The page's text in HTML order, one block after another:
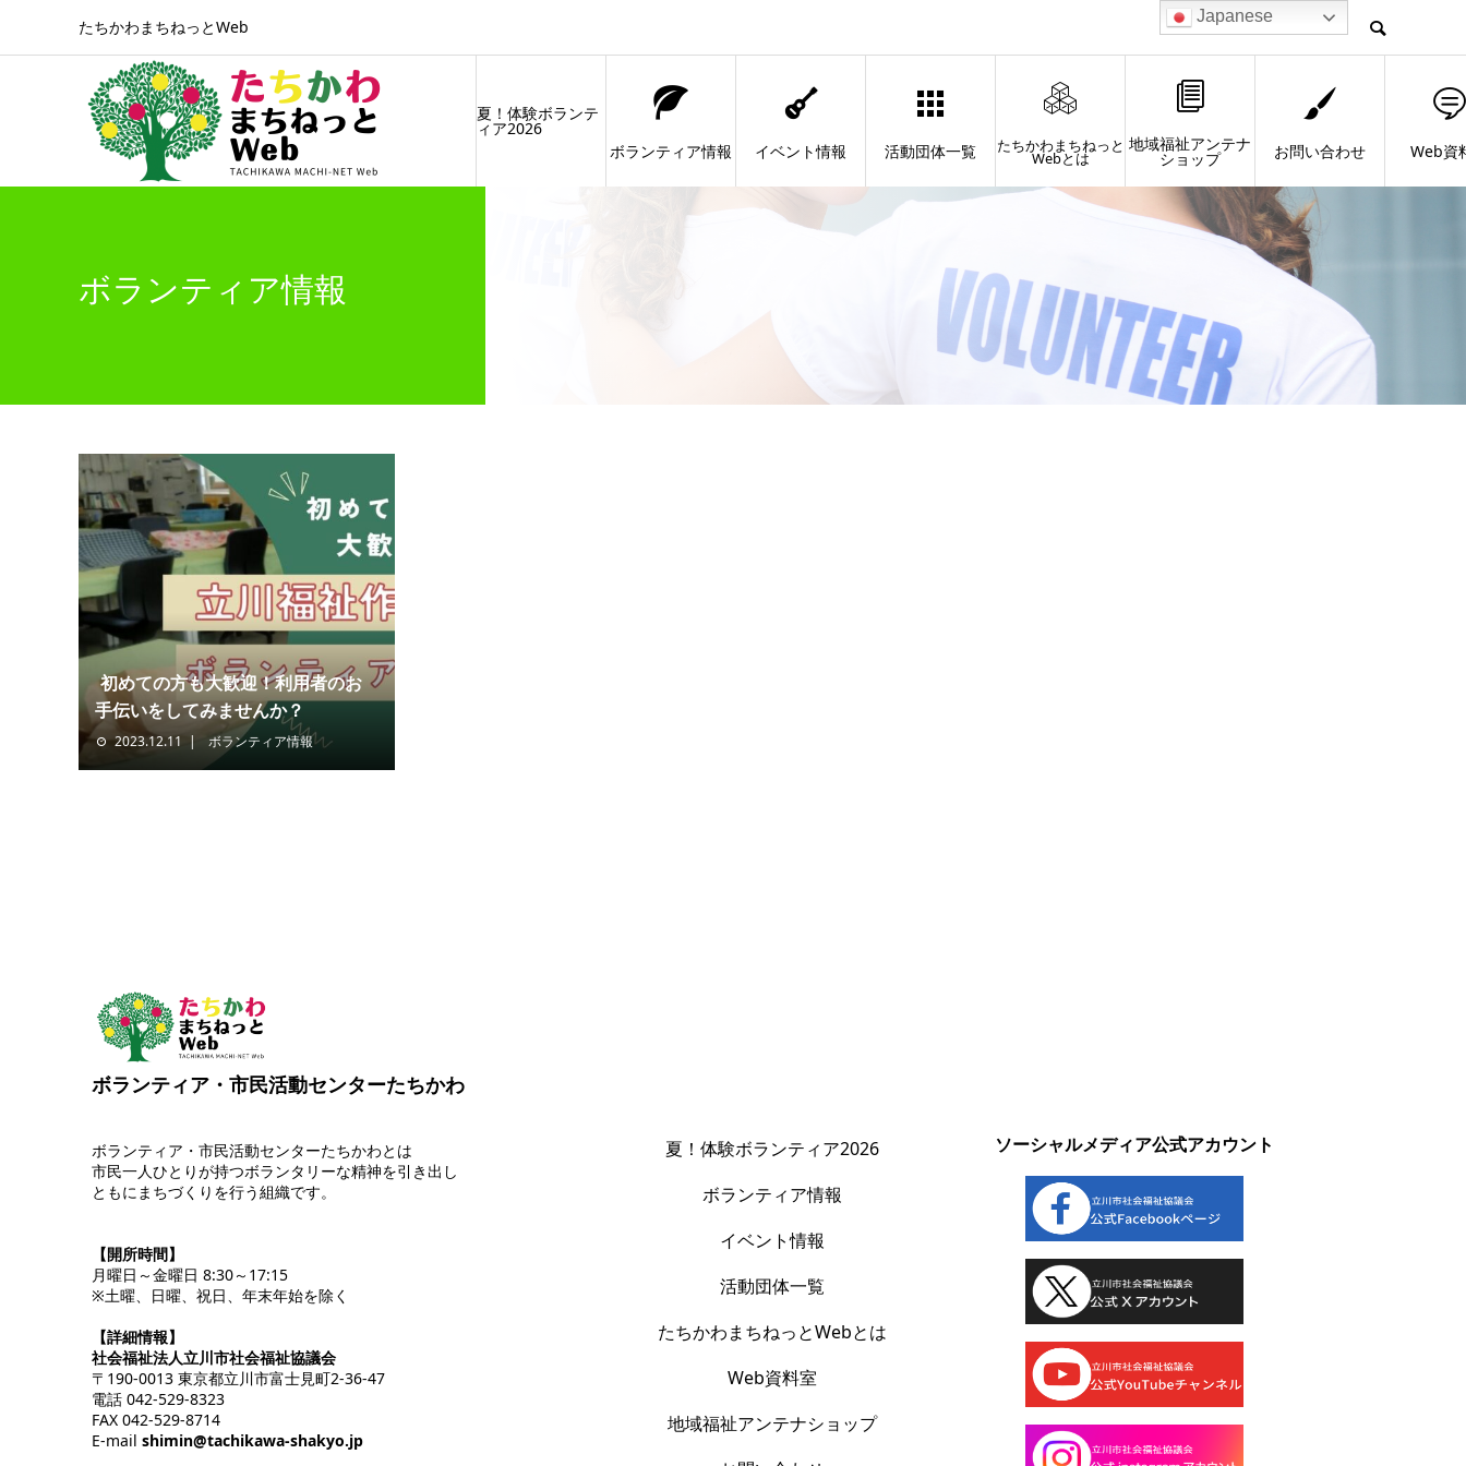
たちかわまちねっとWeb
夏！体験ボランテ
ィア2026
ボランティア情報
イベント情報 活動団体一覧 たちかわまちねっと
Webとは
地域福祉アンテナ
ショップ お問い合わせ Web資
ボランティア情報
初めての方も大歓迎！利用者のお
手伝いをしてみませんか？
2023.12.11 ボランティア情報
ボランティア・市民活動センターたちかわ
ボランティア・市民活動センターたちかわとは
市民一人ひとりが持つボランタリーな精神を引き出し
ともにまちづくりを行う組織です。
【開所時間】
月曜日～金曜日 8:30～17:15
※土曜、日曜、祝日、年末年始を除く
【詳細情報】
社会福祉法人立川市社会福祉協議会
〒190-0013 東京都立川市富士見町2-36-47
電話 042-529-8323
FAX 042-529-8714
E-mail shimin@tachikawa-shakyo.jp
夏！体験ボランティア2026
ボランティア情報
イベント情報
活動団体一覧
たちかわまちねっとWebとは
Web資料室
地域福祉アンテナショップ
ソーシャルメディア公式アカウント
Japanese